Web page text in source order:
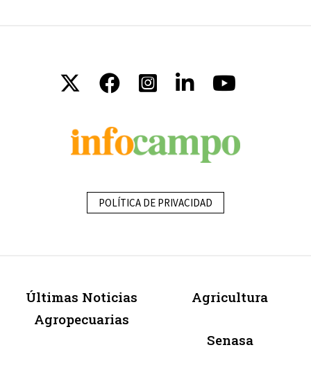
POLÍTICA DE PRIVACIDAD
Últimas Noticias
Agropecuarias
Agricultura
Senasa